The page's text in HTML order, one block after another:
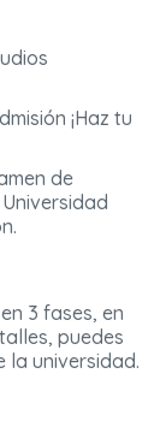
¡Haz tu
de
3 fases, en
puedes
la universidad.